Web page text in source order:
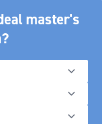
master's